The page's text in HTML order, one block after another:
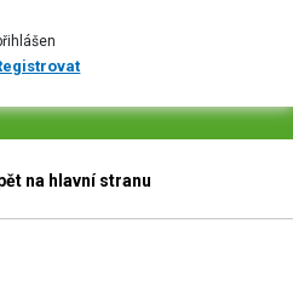
na hlavní stranu